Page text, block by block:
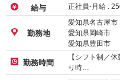
給与 正社員-月給 :
勤務地
愛知県名古屋市
愛知県岡崎市
愛知県豊田市
勤務時間
【シフト制／
り時…